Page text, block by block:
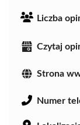
Liczba
Czytaj
Strona
Numer